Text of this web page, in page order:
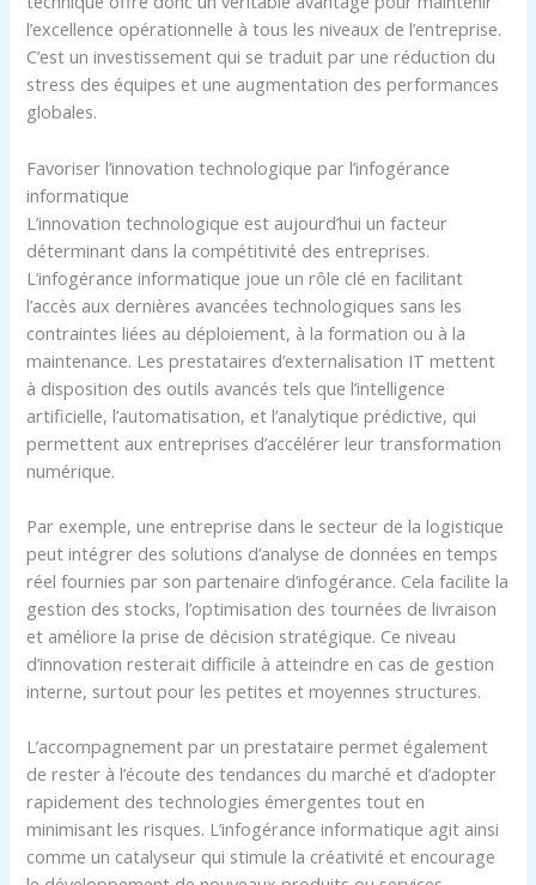
l’excellence opérationnelle à tous les niveaux de l’entreprise.
C’est un investissement qui se traduit par une réduction du
stress des équipes et une augmentation des performances
globales.
Favoriser l’innovation technologique par l’infogérance
informatique
L’innovation technologique est aujourd’hui un facteur
déterminant dans la compétitivité des entreprises.
L’infogérance informatique joue un rôle clé en facilitant
l’accès aux dernières avancées technologiques sans les
contraintes liées au déploiement, à la formation ou à la
maintenance. Les prestataires d’externalisation IT mettent
à disposition des outils avancés tels que l’intelligence
artificielle, l’automatisation, et l’analytique prédictive, qui
permettent aux entreprises d’accélérer leur transformation
numérique.
Par exemple, une entreprise dans le secteur de la logistique
peut intégrer des solutions d’analyse de données en temps
réel fournies par son partenaire d’infogérance. Cela facilite la
gestion des stocks, l’optimisation des tournées de livraison
et améliore la prise de décision stratégique. Ce niveau
d’innovation resterait difficile à atteindre en cas de gestion
interne, surtout pour les petites et moyennes structures.
L’accompagnement par un prestataire permet également
de rester à l’écoute des tendances du marché et d’adopter
rapidement des technologies émergentes tout en
minimisant les risques. L’infogérance informatique agit ainsi
comme un catalyseur qui stimule la créativité et encourage